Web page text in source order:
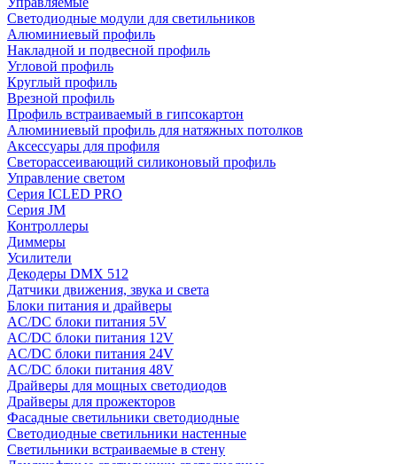
Светодиодные модули для светильников
Алюминиевый профиль
Накладной и подвесной профиль
Угловой профиль
Круглый профиль
Врезной профиль
Профиль встраиваемый в гипсокартон
Алюминиевый профиль для натяжных потолков
Аксессуары для профиля
Светорассеивающий силиконовый профиль
Управление светом
Серия ICLED PRO
Серия JM
Контроллеры
Диммеры
Усилители
Декодеры DMX 512
Датчики движения, звука и света
Блоки питания и драйверы
AC/DC блоки питания 5V
AC/DC блоки питания 12V
AC/DC блоки питания 24V
AC/DC блоки питания 48V
Драйверы для мощных светодиодов
Драйверы для прожекторов
Фасадные светильники светодиодные
Светодиодные светильники настенные
Светильники встраиваемые в стену